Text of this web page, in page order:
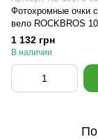
Фотохромные очки
вело ROCKBROS
Черные
1 132 грн
В наличии